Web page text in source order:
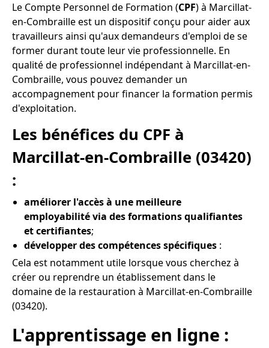
Le Compte Personnel de Formation (CPF) à Marcillat-
en-Combraille est un dispositif conçu pour aider aux
travailleurs ainsi qu'aux demandeurs d'emploi de se
former durant toute leur vie professionnelle. En
qualité de professionnel indépendant à Marcillat-en-
Combraille, vous pouvez demander un
accompagnement pour financer la formation permis
d'exploitation.
Les bénéfices du CPF à
Marcillat-en-Combraille (03420)
:
améliorer l'accès à une meilleure
employabilité via des formations qualifiantes
et certifiantes;
développer des compétences spécifiques :
Cela est notamment utile lorsque vous cherchez à
créer ou reprendre un établissement dans le
domaine de la restauration à Marcillat-en-Combraille
(03420).
L'apprentissage en ligne :